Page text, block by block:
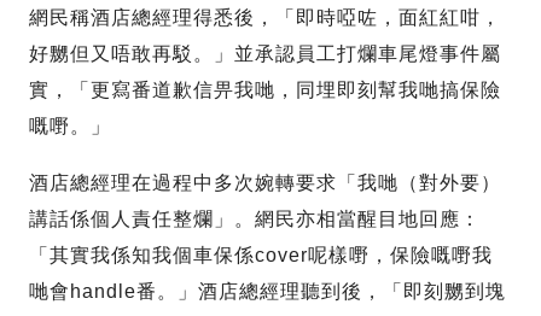
網民稱酒店總經理得悉後，「即時啞咗，面紅紅咁，
好嬲但又唔敢再駁。」並承認員工打爛車尾燈事件屬
實，「更寫番道歉信畀我哋，同埋即刻幫我哋搞保險
嘅嘢。」
酒店總經理在過程中多次婉轉要求「我哋（對外要）
講話係個人責任整爛」。網民亦相當醒目地回應：
「其實我係知我個車保係cover呢樣嘢，保險嘅嘢我
哋會handle番。」酒店總經理聽到後，「即刻嬲到塊